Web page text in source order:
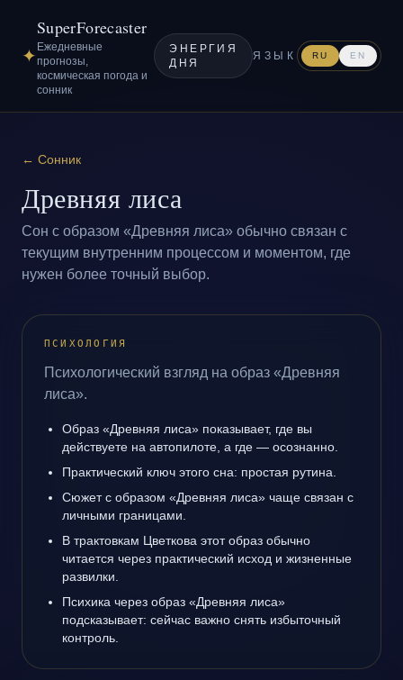
✦
SuperForecaster
Ежедневные
прогнозы,
космическая погода и
сонник
ЭНЕРГИЯ
ДНЯ
ЯЗЫК RU EN
← Сонник
Древняя лиса
Сон с образом «Древняя лиса» обычно связан с
текущим внутренним процессом и моментом, где
нужен более точный выбор.
ПСИХОЛОГИЯ
Психологический взгляд на образ «Древняя
лиса».
Образ «Древняя лиса» показывает, где вы
действуете на автопилоте, а где — осознанно.
Практический ключ этого сна: простая рутина.
Сюжет с образом «Древняя лиса» чаще связан с
личными границами.
В трактовкам Цветкова этот образ обычно
читается через практический исход и жизненные
развилки.
Психика через образ «Древняя лиса»
подсказывает: сейчас важно снять избыточный
контроль.